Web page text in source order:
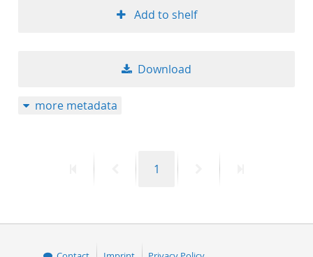
Add to shelf
Download
more metadata
PreviousPage
1